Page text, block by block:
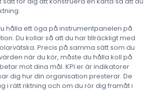
hålla ett öga på instrumentpanelen på
Du kollar så att du har tillräckligt med
Precis på samma sätt som du
när du kör, måste du hålla koll på
mot dina mål. KPI:er är indikatorer
dig hur din organisation presterar. De
i rätt riktning och om du rör dig framåt i